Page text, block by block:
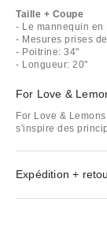
Taille + Coupe
- Le mannequin en
- Mesures prises
- Poitrine: 34"
- Longueur: 20"
For Love &
For Love &
s'inspire des
Expédition +